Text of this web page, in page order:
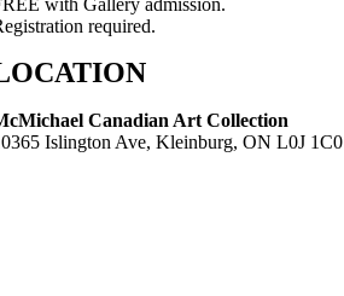
required.
Canadian Art Collection
Islington Ave, Kleinburg, ON L0J 1C0